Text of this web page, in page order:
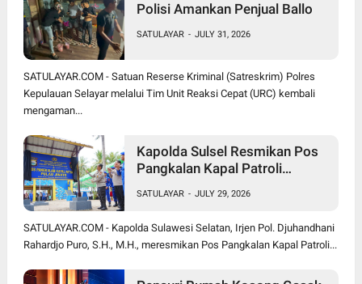
Polisi Amankan Penjual Ballo
SATULAYAR - JULY 31, 2026
SATULAYAR.COM - Satuan Reserse Kriminal (Satreskrim) Polres
Kepulauan Selayar melalui Tim Unit Reaksi Cepat (URC) kembali
mengaman...
Kapolda Sulsel Resmikan Pos
Pangkalan Kapal Patroli
SATULAYAR - JULY 29, 2026
SATULAYAR.COM - Kapolda Sulawesi Selatan, Irjen Pol. Djuhandhani
Rahardjo Puro, S.H., M.H., meresmikan Pos Pangkalan Kapal Patroli...